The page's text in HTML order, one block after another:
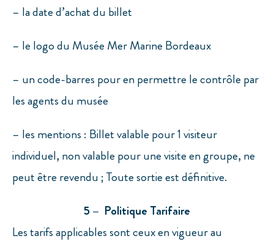
– la date d’achat du billet
– le logo du Musée Mer Marine Bordeaux
– un code-barres pour en permettre le contrôle par
les agents du musée
– les mentions : Billet valable pour 1 visiteur
individuel, non valable pour une visite en groupe, ne
peut être revendu ; Toute sortie est définitive.
5 – Politique Tarifaire
Les tarifs applicables sont ceux en vigueur au